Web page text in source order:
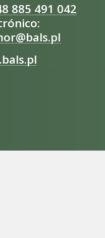
885 491 042